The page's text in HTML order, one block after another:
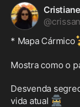
@
* Mapa Cármico
Mostra como o
Desvenda
vida atual 🕵️‍♀️